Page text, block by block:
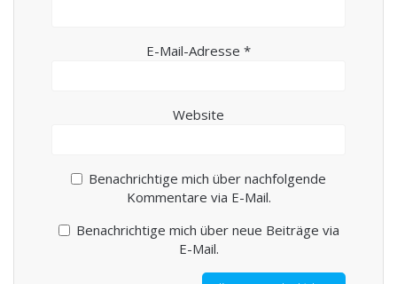
E-Mail-Adresse *
Website
Benachrichtige mich über nachfolgende
Kommentare via E-Mail.
Benachrichtige mich über neue Beiträge via
E-Mail.